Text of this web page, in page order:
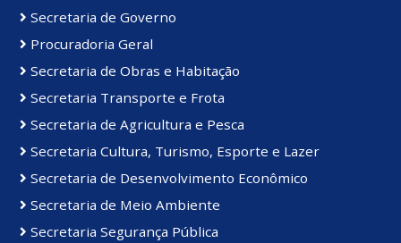
Secretaria de Governo
Procuradoria Geral
Secretaria de Obras e Habitação
Secretaria Transporte e Frota
Secretaria de Agricultura e Pesca
Secretaria Cultura, Turismo, Esporte e Lazer
Secretaria de Desenvolvimento Econômico
Secretaria de Meio Ambiente
Secretaria Segurança Pública